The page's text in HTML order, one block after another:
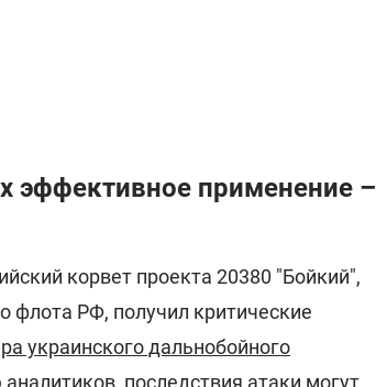
эффективное применение –
корвет проекта 20380 "Бойкий",
флота РФ, получил критические
украинского дальнобойного
последствия атаки могут